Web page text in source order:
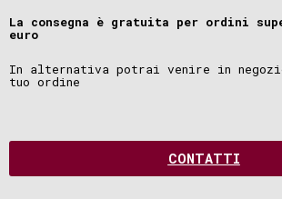
La consegna è gratuita per ordini
euro
In alternativa potrai venire in
tuo ordine
CONTATTI